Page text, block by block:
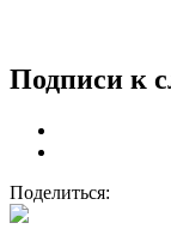
Подписи к
Поделиться: